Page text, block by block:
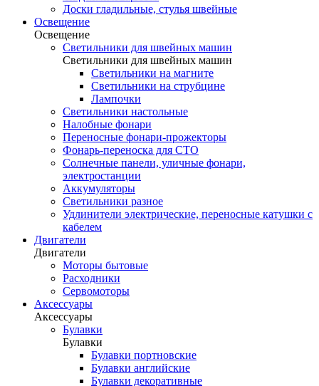
Доски гладильные, стулья швейные
Освещение
Освещение
Светильники для швейных машин
Светильники для швейных машин
Светильники на магните
Светильники на струбцине
Лампочки
Светильники настольные
Налобные фонари
Переносные фонари-прожекторы
Фонарь-переноска для СТО
Солнечные панели, уличные фонари,
электростанции
Аккумуляторы
Светильники разное
Удлинители электрические, переносные катушки с
кабелем
Двигатели
Двигатели
Моторы бытовые
Расходники
Сервомоторы
Аксессуары
Аксессуары
Булавки
Булавки
Булавки портновские
Булавки английские
Булавки декоративные